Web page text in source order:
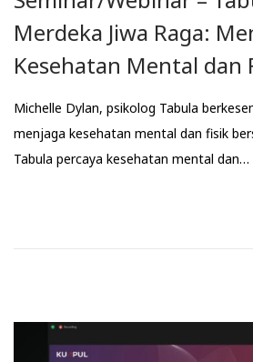
Merdeka Jiwa Raga:
Kesehatan Mental dan
Michelle Dylan, psikolog Tabula
menjaga kesehatan mental dan fisik
Tabula percaya kesehatan mental dan…